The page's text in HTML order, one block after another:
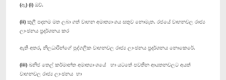
(ඇ) (i) ඔව්.
(ii) කුලී පදනම මත ලබා ගත් වාහන අමාත්‍යාංශය සතුව නොමැත. රජයේ වාහනවල රාජ්‍ය
ලාංඡනය ප්‍රදර්ශනය කර
ඇති අතර, නිලධාරින්ගේ පුද්ගලික වාහනවල රාජ්‍ය ලාංඡනය ප්‍රදර්ශනය නොකෙරේ.
(iii) ඛනිජ තෙල් කර්මාන්ත අමාත්‍යාංශයේ හා යටතේ පවතින ආයතනවලට අයත්
වාහනවල රාජ්‍ය ලාංඡනය හා